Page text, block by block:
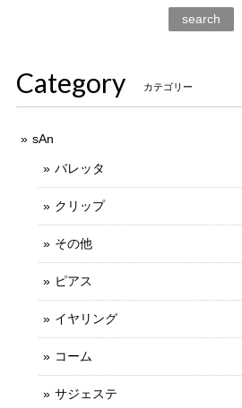
search
Category カテゴリー
sAn
バレッタ
クリップ
その他
ピアス
イヤリング
コーム
サジェステ